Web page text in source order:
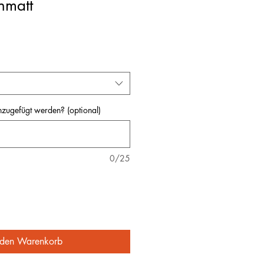
werden? (optional)
0/25
Warenkorb